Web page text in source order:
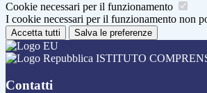
Cookie necessari per il funzionamento
I cookie necessari per il funzionamento non
Accetta tutti Salva le preferenze
ISTITUTO
Contatti